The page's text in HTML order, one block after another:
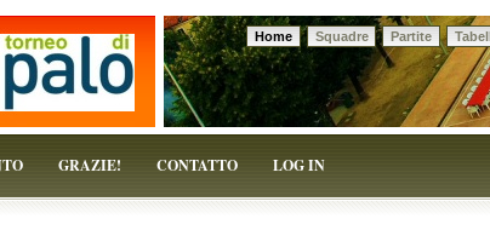
Home Squadre Partite
GRAZIE! CONTATTO LOG IN